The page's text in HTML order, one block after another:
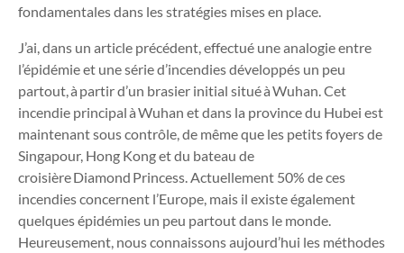
fondamentales dans les stratégies mises en place.
J’ai, dans un article précédent, effectué une analogie entre
l’épidémie et une série d’incendies développés un peu
partout, à partir d’un brasier initial situé à Wuhan. Cet
incendie principal à Wuhan et dans la province du Hubei est
maintenant sous contrôle, de même que les petits foyers de
Singapour, Hong Kong et du bateau de
croisière Diamond Princess. Actuellement 50% de ces
incendies concernent l’Europe, mais il existe également
quelques épidémies un peu partout dans le monde.
Heureusement, nous connaissons aujourd’hui les méthodes